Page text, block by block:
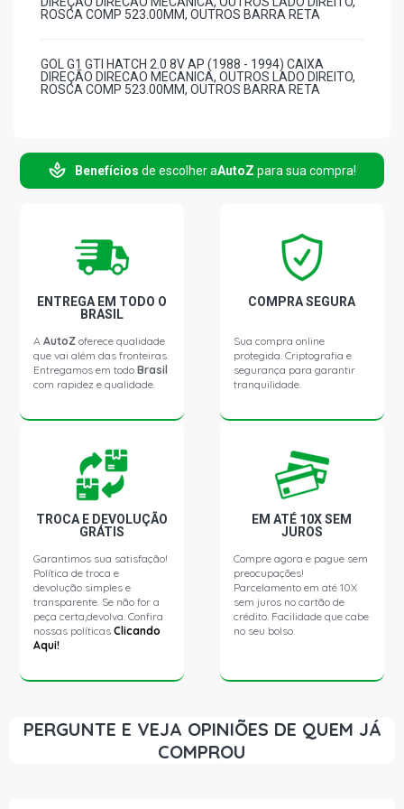
ROSCA COMP 523.00MM, OUTROS BARRA RETA
GOL G1 GTI HATCH 2.0 8V AP (1988 - 1994) CAIXA
DIREÇÃO DIRECAO MECANICA, OUTROS LADO DIREITO,
ROSCA COMP 523.00MM, OUTROS BARRA RETA
DIREÇÃO DIRECAO MECANICA, OUTROS LADO DIREITO,
ROSCA COMP 523.00MM, OUTROS BARRA RETA
PARATI G1 PLUS SW 1.6 8V AP (1984 - 1990)
PARATI G1 LS SW 1.6 8V MD (1984 - 1984) CAIXA
ROSCA COMP 523.00MM, OUTROS BARRA RETA
PARATI G1 CL SW 1.8 8V AP (1984 - 1994) CAIXA
ROSCA COMP 523.00MM, OUTROS BARRA RETA
PARATI G1 GL SW 1.8 8V AP (1984 - 1994) CAIXA
DIREÇÃO DIRECAO MECANICA, OUTROS LADO DIREITO,
ROSCA COMP 523.00MM, OUTROS BARRA RETA
PARATI G1 GLS SW 1.8 8V AP (1984 - 1998)
PARATI G4 SURF SW 1.6 8V AP FLEX (2005 - 2013)
CAIXA DIREÇÃO DIRECAO MECANICA, OUTROS LADO
DIREITO, ROSCA COMP 523.00MM, OUTROS BARRA
RETA
SAVEIRO G1 CL PICKUP 1.6 8V AE (1989 - 1996) CAIXA
SAVEIRO G1 CL PICKUP 1.6 8V AP (1983 - 1999)
Benefícios de escolher aAutoZ para sua compra!
ENTREGA EM TODO O
BRASIL
AAutoZ oferece qualidade
que vai além das fronteiras.
Entregamos em todoBrasil
com rapidez e qualidade.
COMPRA SEGURA
Sua compra online
protegida. Criptografia e
segurança para garantir
tranquilidade.
TROCA E DEVOLUÇÃO
GRÁTIS
Garantimos sua satisfação!
Política de troca e
devolução simples e
transparente. Se não for a
peça certa,devolva. Confira
nossas políticasClicando
Aqui!
EM ATÉ 10X SEM
JUROS
Compre agora e pague sem
preocupações!
Parcelamento em até 10X
sem juros no cartão de
crédito. Facilidade que cabe
no seu bolso.
PERGUNTE E VEJA OPINIÕES DE QUEM JÁ
COMPROU